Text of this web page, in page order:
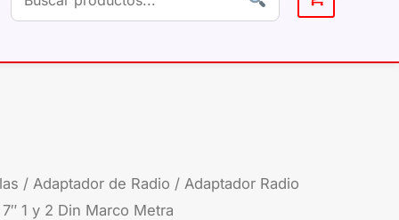
/Adaptador de Radio / Adaptador Radio
1 y 2 Din Marco Metra
El